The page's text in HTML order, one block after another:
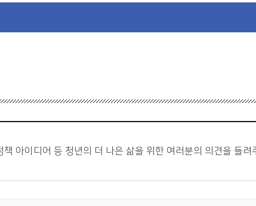
아이디어 등 청년의 더 나은 삶을 위한 여러분의 의견을 들려